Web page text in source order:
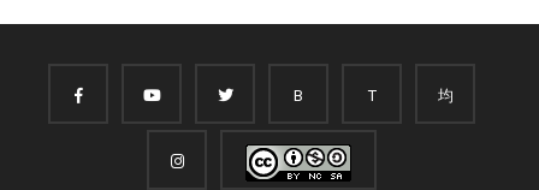
B T 均